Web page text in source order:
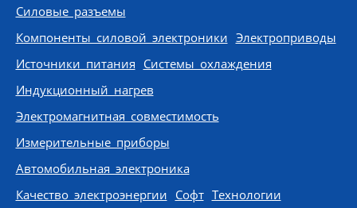
Skip to content
Силовые разъемы
Компоненты силовой электроники Электроприводы
Источники питания Системы охлаждения
Индукционный нагрев
Электромагнитная совместимость
Измерительные приборы
Автомобильная электроника
Качество электроэнергии Софт Технологии